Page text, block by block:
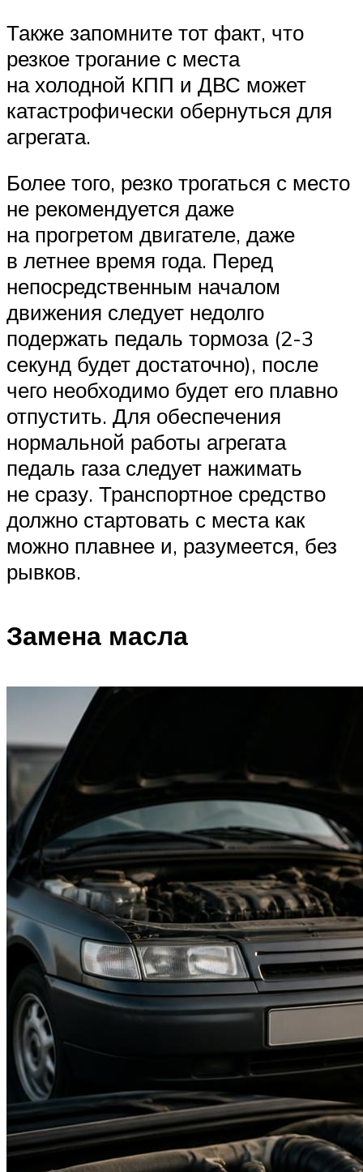
Также запомните тот факт, что
резкое трогание с места
на холодной КПП и ДВС может
катастрофически обернуться для
агрегата.
Более того, резко трогаться с место
не рекомендуется даже
на прогретом двигателе, даже
в летнее время года. Перед
непосредственным началом
движения следует недолго
подержать педаль тормоза (2-3
секунд будет достаточно), после
чего необходимо будет его плавно
отпустить. Для обеспечения
нормальной работы агрегата
педаль газа следует нажимать
не сразу. Транспортное средство
должно стартовать с места как
можно плавнее и, разумеется, без
рывков.
Замена масла